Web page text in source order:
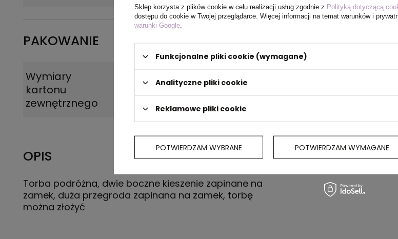
PAKOWANIE
Wymiary
kartonu
zewnętrznego
60 x 44 x 40 cm
OPIS
Torba podróżna, dwie boczne kieszenie zapinane na
zamek, duża przegroda zapinana na zamek, torbę
można złożyć
Sklep korzysta z plików cookie w celu realizacji usług zgodnie z Polityką dotyczącą
dostępu do cookie w Twojej przeglądarce. Więcej informacji na temat warunków i
warunki Google
Funkcjonalne pliki cookie (wymagane)
Analityczne pliki cookie
Reklamowe pliki cookie
POTWIERDZAM WYBRANE POTWIERDZAM WYMAGANE